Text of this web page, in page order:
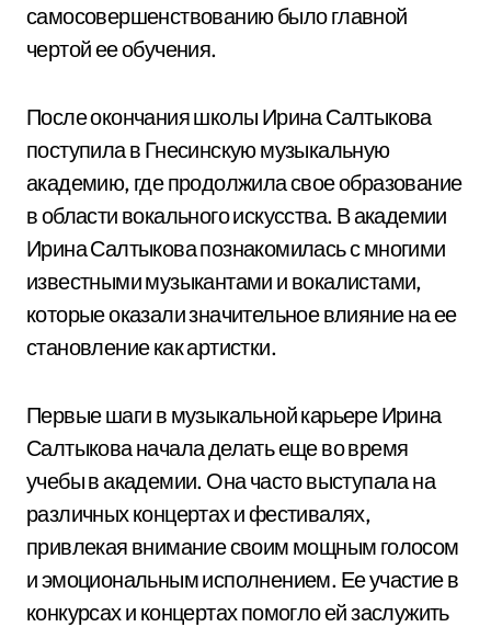
самосовершенствованию было главной
чертой ее обучения.
После окончания школы Ирина Салтыкова
поступила в Гнесинскую музыкальную
академию, где продолжила свое образование
в области вокального искусства. В академии
Ирина Салтыкова познакомилась с многими
известными музыкантами и вокалистами,
которые оказали значительное влияние на ее
становление как артистки.
Первые шаги в музыкальной карьере Ирина
Салтыкова начала делать еще во время
учебы в академии. Она часто выступала на
различных концертах и фестивалях,
привлекая внимание своим мощным голосом
и эмоциональным исполнением. Ее участие в
конкурсах и концертах помогло ей заслужить